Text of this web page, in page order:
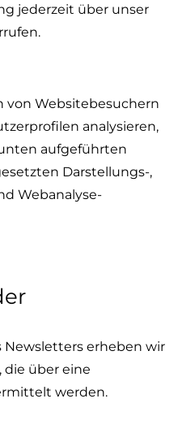
jederzeit über unser
von Websitebesuchern
analysieren,
aufgeführten
Darstellungs-,
Webanalyse-
Newsletters erheben wir
die über eine
werden.